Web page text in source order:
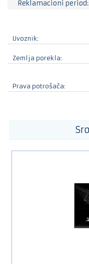
Reklamacioni period:
Uvoznik:
Zemlja porekla:
Prava potrošača: